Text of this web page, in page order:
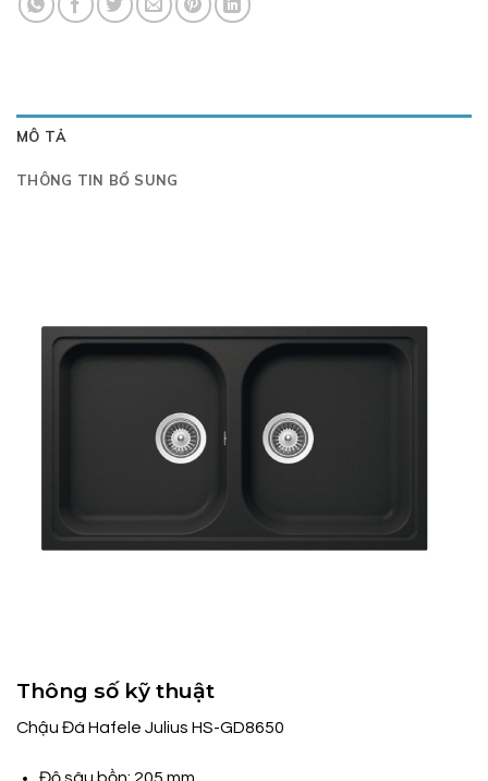
MÔ TẢ
THÔNG TIN BỔ SUNG
Thông số kỹ thuật
Chậu Đá Hafele Julius HS-GD8650